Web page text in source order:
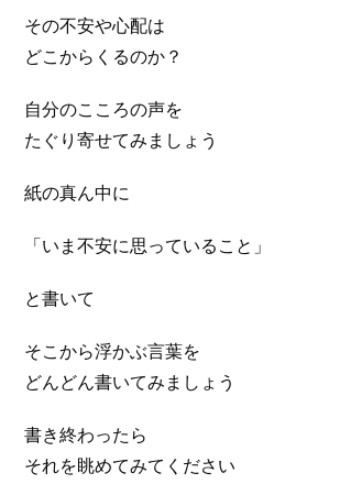
その不安や心配は
どこからくるのか？
自分のこころの声を
たぐり寄せてみましょう
紙の真ん中に
「いま不安に思っていること」
と書いて
そこから浮かぶ言葉を
どんどん書いてみましょう
書き終わったら
それを眺めてみてください